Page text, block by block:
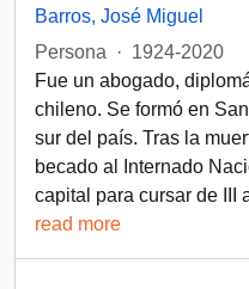
Barros, José Miguel
Persona
· 1924-2020
Fue un abogado,
chileno. Se formó en
sur del país. Tras la
becado al Internado
capital para cursar de III
read more